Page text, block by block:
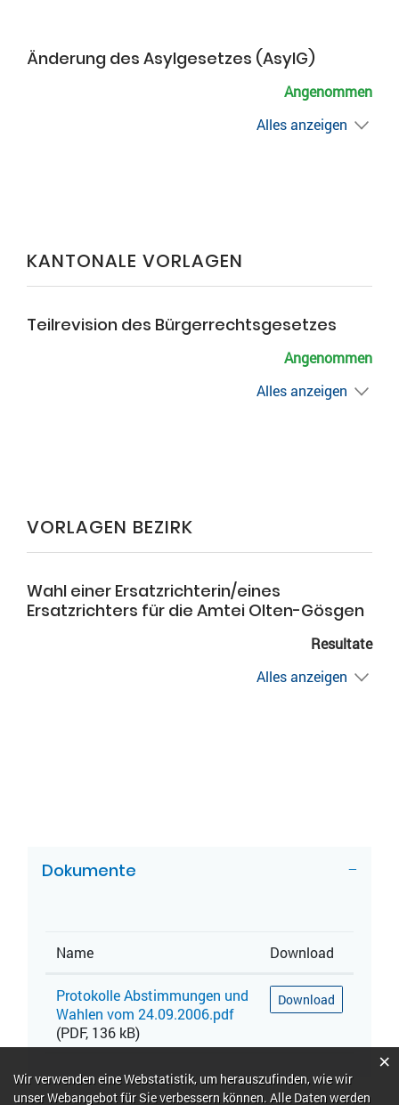
Änderung des Asylgesetzes (AsylG)
Angenommen
Alles anzeigen
KANTONALE VORLAGEN
Teilrevision des Bürgerrechtsgesetzes
Angenommen
Alles anzeigen
VORLAGEN BEZIRK
Wahl einer Ersatzrichterin/eines
Ersatzrichters für die Amtei Olten-Gösgen
Resultate
Alles anzeigen
Dokumente
Name Download
Protokolle Abstimmungen und
Wahlen vom 24.09.2006.pdf
(PDF, 136 kB)
Download
Webstatistik
Wir verwenden eine Webstatistik, um herauszufinden, wie wir
unser Webangebot für Sie verbessern können. Alle Daten werden
×